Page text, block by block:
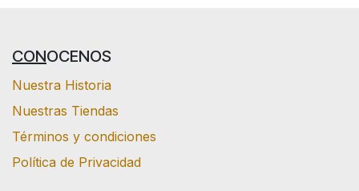
CONOCENOS
Nuestra Historia
Nuestras Tiendas
Términos y condiciones
Política de Privacidad